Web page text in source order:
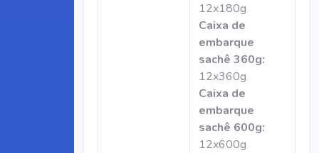
12x180g
Caixa de
embarque
sachê 360g:
12x360g
Caixa de
embarque
sachê 600g:
12x600g